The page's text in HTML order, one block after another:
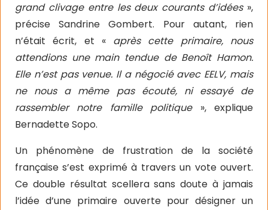
grand clivage entre les deux courants d’idées»,
précise Sandrine Gombert. Pour autant, rien
n’était écrit, et «après cette primaire, nous
attendions une main tendue de Benoît Hamon.
Elle n’est pas venue. Il a négocié avec EELV, mais
ne nous a même pas écouté, ni essayé de
rassembler notre famille politique », explique
Bernadette Sopo.
Un phénomène de frustration de la société
française s’est exprimé à travers un vote ouvert.
Ce double résultat scellera sans doute à jamais
l’idée d’une primaire ouverte pour désigner un